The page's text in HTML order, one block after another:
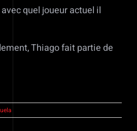
quel joueur actuel il
Thiago fait partie de